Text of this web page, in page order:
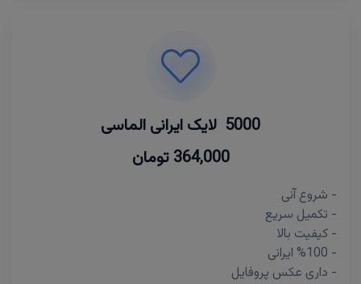
5000 لایک ایرانی الماسی
364,000 تومان
- شروع آنی
- تکمیل سریع
- کیفیت بالا
- %100 ایرانی
- داری عکس پروفایل